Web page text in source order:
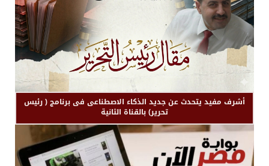
أشرف مفيد يتحدث عن جديد الذكاء الاصطناعى فى برنامج ( رئيس
تحرير) بالقناة الثانية